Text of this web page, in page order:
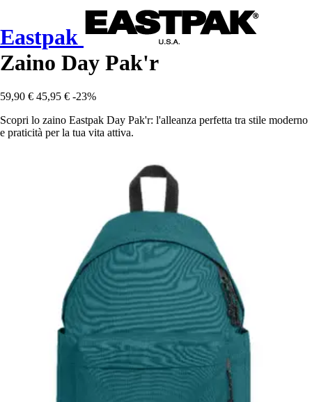
Eastpak
Zaino Day Pak'r
59,90 € 45,95 € -23%
Scopri lo zaino Eastpak Day Pak'r: l'alleanza perfetta tra stile moderno
e praticità per la tua vita attiva.